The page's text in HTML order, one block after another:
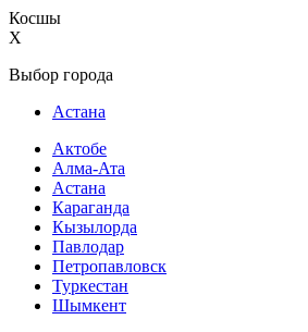
Косшы
X
Выбор города
Астана
Актобе
Алма-Ата
Астана
Караганда
Кызылорда
Павлодар
Петропавловск
Туркестан
Шымкент